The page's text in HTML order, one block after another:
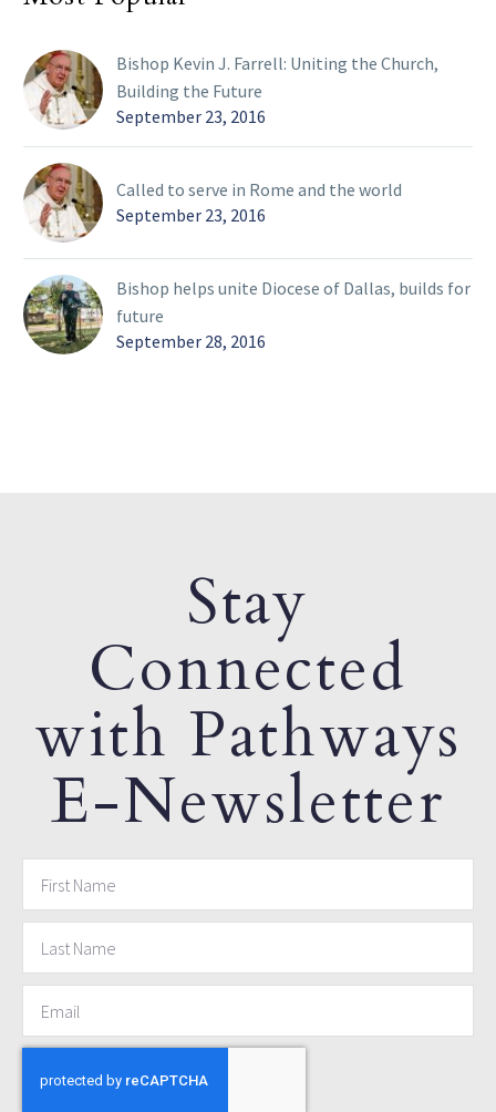
Bishop Kevin J. Farrell: Uniting the Church,
Building the Future
September 23, 2016
Called to serve in Rome and the world
September 23, 2016
Bishop helps unite Diocese of Dallas, builds for
future
September 28, 2016
Stay
Connected
with Pathways
E-Newsletter